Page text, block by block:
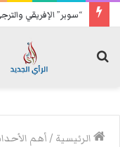
“سوبر” الإفريقي
الرئيسية /أهم